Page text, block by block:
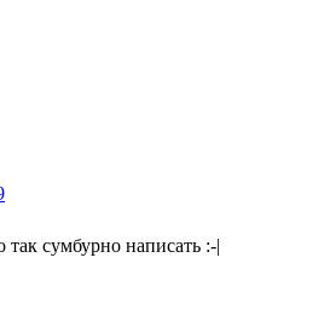
сумбурно написать :-|